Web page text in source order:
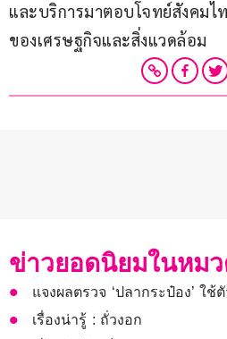
และบริการมาตอบโจทย์สังคมไ
ของเศรษฐกิจและสิ่งแวดล้อม
ข่าวยอดนิยมในหม
แจงผลตรวจ ‘ปลากระป๋อง’ ใ
เรื่องน่ารู้ : ถั่วงอก